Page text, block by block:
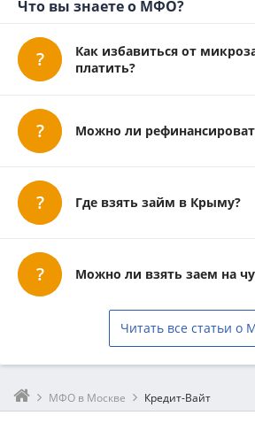
Что вы знаете о МФО?
Как избавиться от
платить?
Можно ли
Где взять займ в Крыму?
Можно ли взять заем на
Читать все статьи о
МФО в Москве Кредит-Вайт